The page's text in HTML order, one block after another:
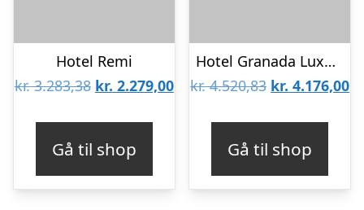
Hotel Remi
kr.3.283,38 Den
kr. 3.283,38.
kr. 2.279,00Den
kr. 2.279,00.
Gå til shop
Hotel Granada Luxury Okurcalar
kr.4.520,83 Den
kr. 4.520,83.
kr. 4.176,00
Gå til shop